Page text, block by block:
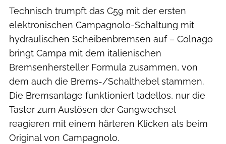
Technisch trumpft das C59 mit der ersten
elektronischen Campagnolo-Schaltung mit
hydraulischen Scheibenbremsen auf – Colnago
bringt Campa mit dem italienischen
Bremsenhersteller Formula zusammen, von
dem auch die Brems-/Schalthebel stammen.
Die Bremsanlage funktioniert tadellos, nur die
Taster zum Auslösen der Gangwechsel
reagieren mit einem härteren Klicken als beim
Original von Campagnolo.